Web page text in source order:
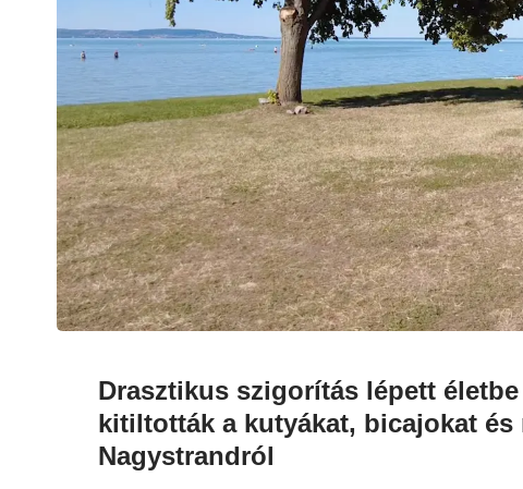
Drasztikus szigorítás lépett
kitiltották a kutyákat, bicajokat és
Nagystrandról